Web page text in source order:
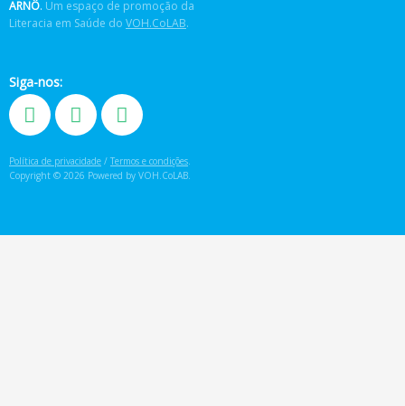
ARNÔ. Um espaço de promoção da
Literacia em Saúde do VOH.CoLAB.
Siga-nos:
Política de privacidade / Termos e condições.
Copyright © 2026 Powered by VOH.CoLAB.